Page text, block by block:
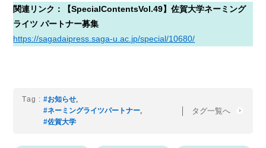
関連リンク：【SpecialContentsVol.49】佐賀大学ネーミング
ライツ パートナー募集
https://sagadaipress.saga-u.ac.jp/special/10680/
Tag : #お知らせ,
#ネーミングライツパートナー,
#佐賀大学
タグ一覧へ